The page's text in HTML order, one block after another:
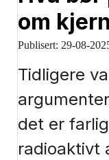
om
Publisert: 29-08-
Tidligere
det er
radioaktivt